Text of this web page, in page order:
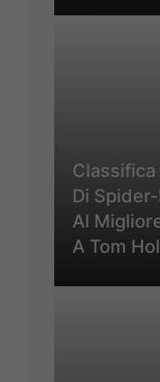
Classifica
Di
Al
A Tom